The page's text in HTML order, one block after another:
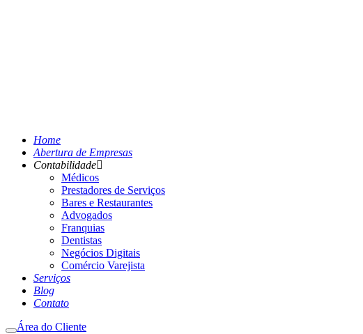
Home
Abertura de Empresas
Contabilidade
Médicos
Prestadores de Serviços
Bares e Restaurantes
Advogados
Franquias
Dentistas
Negócios Digitais
Comércio Varejista
Serviços
Blog
Contato
Área do Cliente